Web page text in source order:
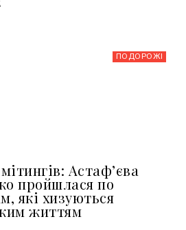
ПОДОРОЖІ
Астафʼєва
пройшлася по
які хизуються
життям